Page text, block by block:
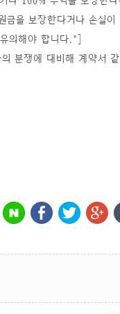
을 보장한다거나 손실
의해야 합니다."]
분쟁에 대비해 계약서